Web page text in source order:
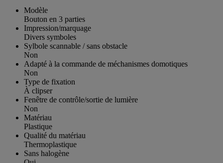
Modèle
Bouton en 3 parties
Impression/marquage
Divers symboles
Sylbole scannable / sans obstacle
Non
Adapté à la commande de méchanismes domotiques
Non
Type de fixation
À clipser
Fenêtre de contrôle/sortie de lumière
Non
Matériau
Plastique
Qualité du matériau
Thermoplastique
Sans halogène